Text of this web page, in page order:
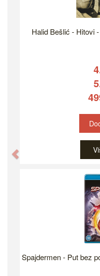
Halid Bešlić - Hitovi
Spajdermen - Put bez